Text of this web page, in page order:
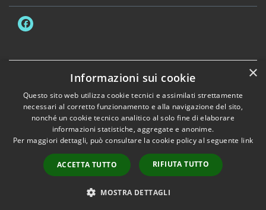
Accessibility Privacy Cookie Sitemap
Dichiarazione di accessibilità
Comune convenzionatoAstigov
Progetto|Convenzione|Adesioni
×
Informazioni sui cookie
Questo sito web utilizza cookie tecnici e assimilati strettamente
necessari al corretto funzionamento e alla navigazione del sito,
nonché un cookie tecnico analitico al solo fine di elaborare
informazioni statistiche, aggregate e anonime.
Per maggiori dettagli, può consultare la cookie policy al seguente link
ACCETTA TUTTO RIFIUTA TUTTO
MOSTRA DETTAGLI